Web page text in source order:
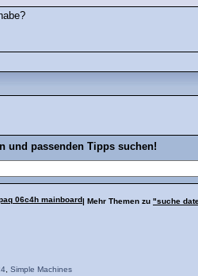
und passenden Tipps suchen!
06c4h mainboard| Mehr Themen zu "suche
, Simple Machines